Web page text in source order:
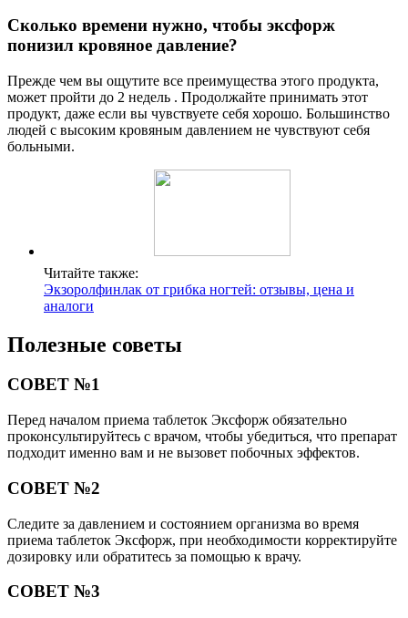
Сколько времени нужно, чтобы эксфорж
понизил кровяное давление?
Прежде чем вы ощутите все преимущества этого продукта,
может пройти до 2 недель . Продолжайте принимать этот
продукт, даже если вы чувствуете себя хорошо. Большинство
людей с высоким кровяным давлением не чувствуют себя
больными.
Читайте также:
Экзоролфинлак от грибка ногтей: отзывы, цена и
аналоги
Полезные советы
СОВЕТ №1
Перед началом приема таблеток Эксфорж обязательно
проконсультируйтесь с врачом, чтобы убедиться, что препарат
подходит именно вам и не вызовет побочных эффектов.
СОВЕТ №2
Следите за давлением и состоянием организма во время
приема таблеток Эксфорж, при необходимости корректируйте
дозировку или обратитесь за помощью к врачу.
СОВЕТ №3